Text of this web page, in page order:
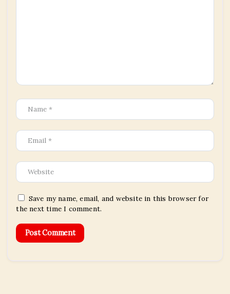
Save my name, email, and website in this browser for
the next time I comment.